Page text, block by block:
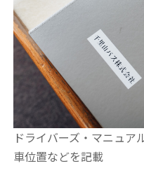
ドライバーズ・マニュ
車位置などを記載